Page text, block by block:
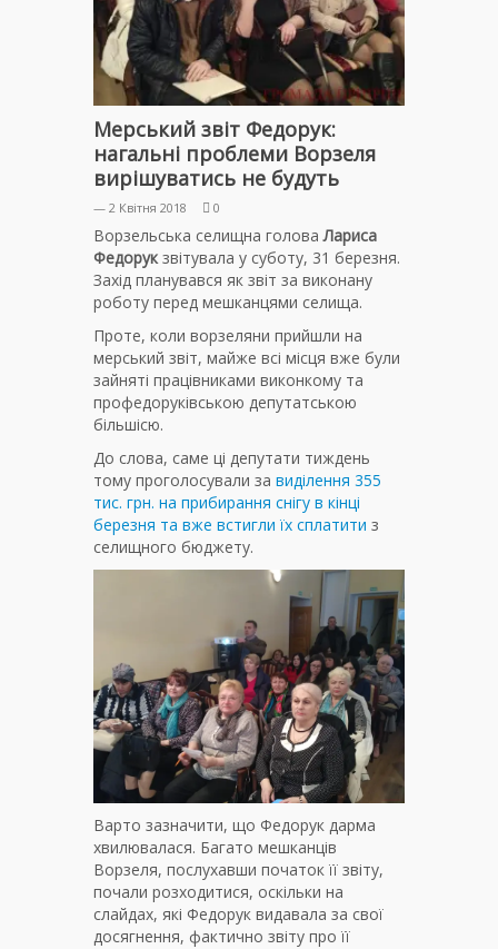
Мерський звіт Федорук:
нагальні проблеми Ворзеля
вирішуватись не будуть
— 2 Квітня 2018 0
Ворзельська селищна головаЛариса
Федорукзвітувала у суботу, 31 березня.
Захід планувався як звіт за виконану
роботу перед мешканцями селища.
Проте, коли ворзеляни прийшли на
мерський звіт, майже всі місця вже були
зайняті працівниками виконкому та
профедоруківською депутатською
більшісю.
До слова, саме ці депутати тиждень
тому проголосували за виділення 355
тис. грн. на прибирання снігу в кінці
березня та вже встигли їх сплатити з
селищного бюджету.
Варто зазначити, що Федорук дарма
хвилювалася. Багато мешканців
Ворзеля, послухавши початок її звіту,
почали розходитися, оскільки на
слайдах, які Федорук видавала за свої
досягнення, фактично звіту про її